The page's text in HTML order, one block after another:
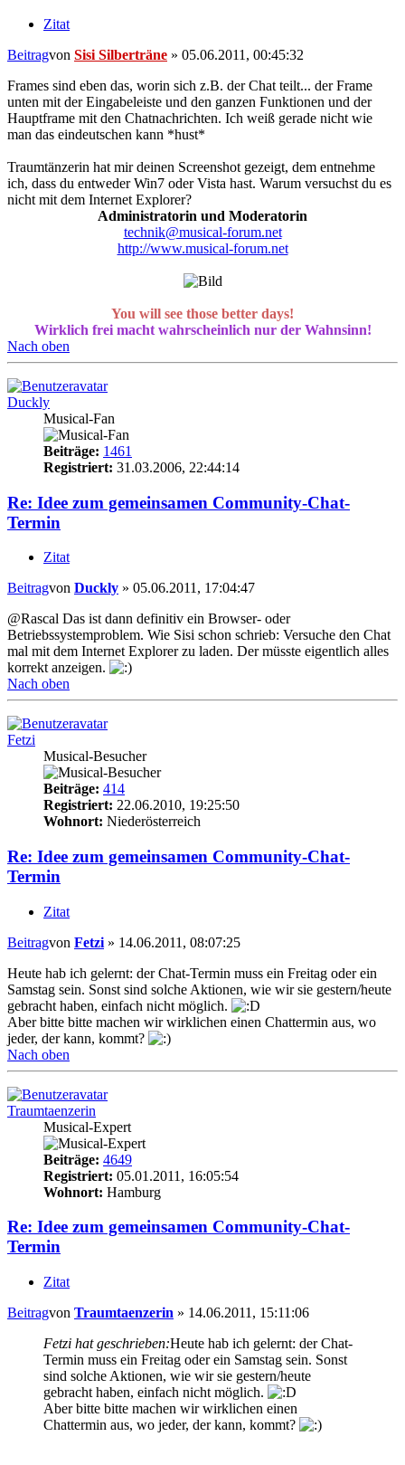
Zitat
Beitragvon Sisi Silberträne » 05.06.2011, 00:45:32
Frames sind eben das, worin sich z.B. der Chat teilt... der Frame
unten mit der Eingabeleiste und den ganzen Funktionen und der
Hauptframe mit den Chatnachrichten. Ich weiß gerade nicht wie
man das eindeutschen kann *hust*
Traumtänzerin hat mir deinen Screenshot gezeigt, dem entnehme
ich, dass du entweder Win7 oder Vista hast. Warum versuchst du es
nicht mit dem Internet Explorer?
Administratorin und Moderatorin
technik@musical-forum.net
http://www.musical-forum.net
You will see those better days!
Wirklich frei macht wahrscheinlich nur der Wahnsinn!
Nach oben
Duckly
Musical-Fan
Beiträge: 1461
Registriert: 31.03.2006, 22:44:14
Re: Idee zum gemeinsamen Community-Chat-
Termin
Zitat
Beitragvon Duckly » 05.06.2011, 17:04:47
@Rascal Das ist dann definitiv ein Browser- oder
Betriebssystemproblem. Wie Sisi schon schrieb: Versuche den Chat
mal mit dem Internet Explorer zu laden. Der müsste eigentlich alles
korrekt anzeigen.
Nach oben
Fetzi
Musical-Besucher
Beiträge: 414
Registriert: 22.06.2010, 19:25:50
Wohnort: Niederösterreich
Re: Idee zum gemeinsamen Community-Chat-
Termin
Zitat
Beitragvon Fetzi » 14.06.2011, 08:07:25
Heute hab ich gelernt: der Chat-Termin muss ein Freitag oder ein
Samstag sein. Sonst sind solche Aktionen, wie wir sie gestern/heute
gebracht haben, einfach nicht möglich.
Aber bitte bitte machen wir wirklichen einen Chattermin aus, wo
jeder, der kann, kommt?
Nach oben
Traumtaenzerin
Musical-Expert
Beiträge: 4649
Registriert: 05.01.2011, 16:05:54
Wohnort: Hamburg
Re: Idee zum gemeinsamen Community-Chat-
Termin
Zitat
Beitragvon Traumtaenzerin » 14.06.2011, 15:11:06
Fetzi hat geschrieben:Heute hab ich gelernt: der Chat-
Termin muss ein Freitag oder ein Samstag sein. Sonst
sind solche Aktionen, wie wir sie gestern/heute
gebracht haben, einfach nicht möglich.
Aber bitte bitte machen wir wirklichen einen
Chattermin aus, wo jeder, der kann, kommt?